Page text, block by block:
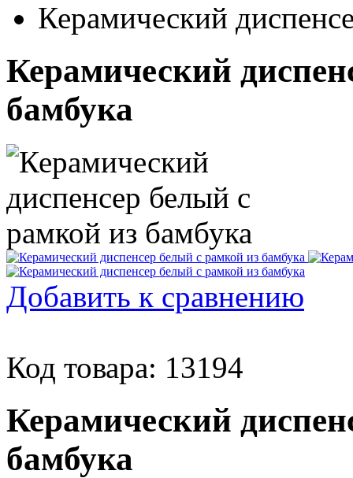
Керамический
Керамический
бамбука
Добавить к сравнению
Код товара: 13194
Керамический
бамбука